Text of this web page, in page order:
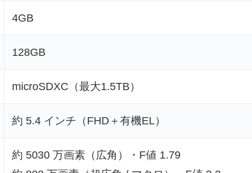
4GB
128GB
microSDXC（最大1.5TB）
約 5.4 インチ（FHD＋有機EL）
約 5030 万画素（広角）・F値 1.79